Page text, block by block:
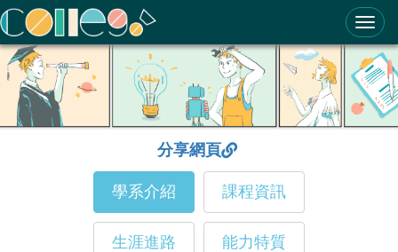
ColleGo! 大學選才與高中育才輔助系統
分享網頁
學系介紹 課程資訊
生涯進路 能力特質